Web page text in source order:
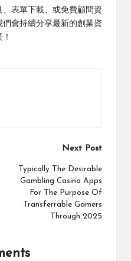
表單下載、或免費顧問資
會持續分享最新的創業資
Next Post
Typically The Desirable
Gambling Casino Apps
For The Purpose Of
Transferrable Gamers
Through 2025